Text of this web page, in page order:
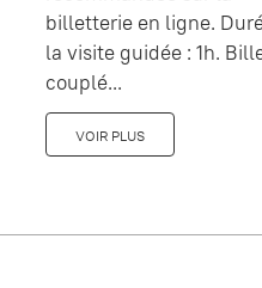
billetterie en ligne.
la visite guidée : 1h.
couplé...
VOIR PLUS